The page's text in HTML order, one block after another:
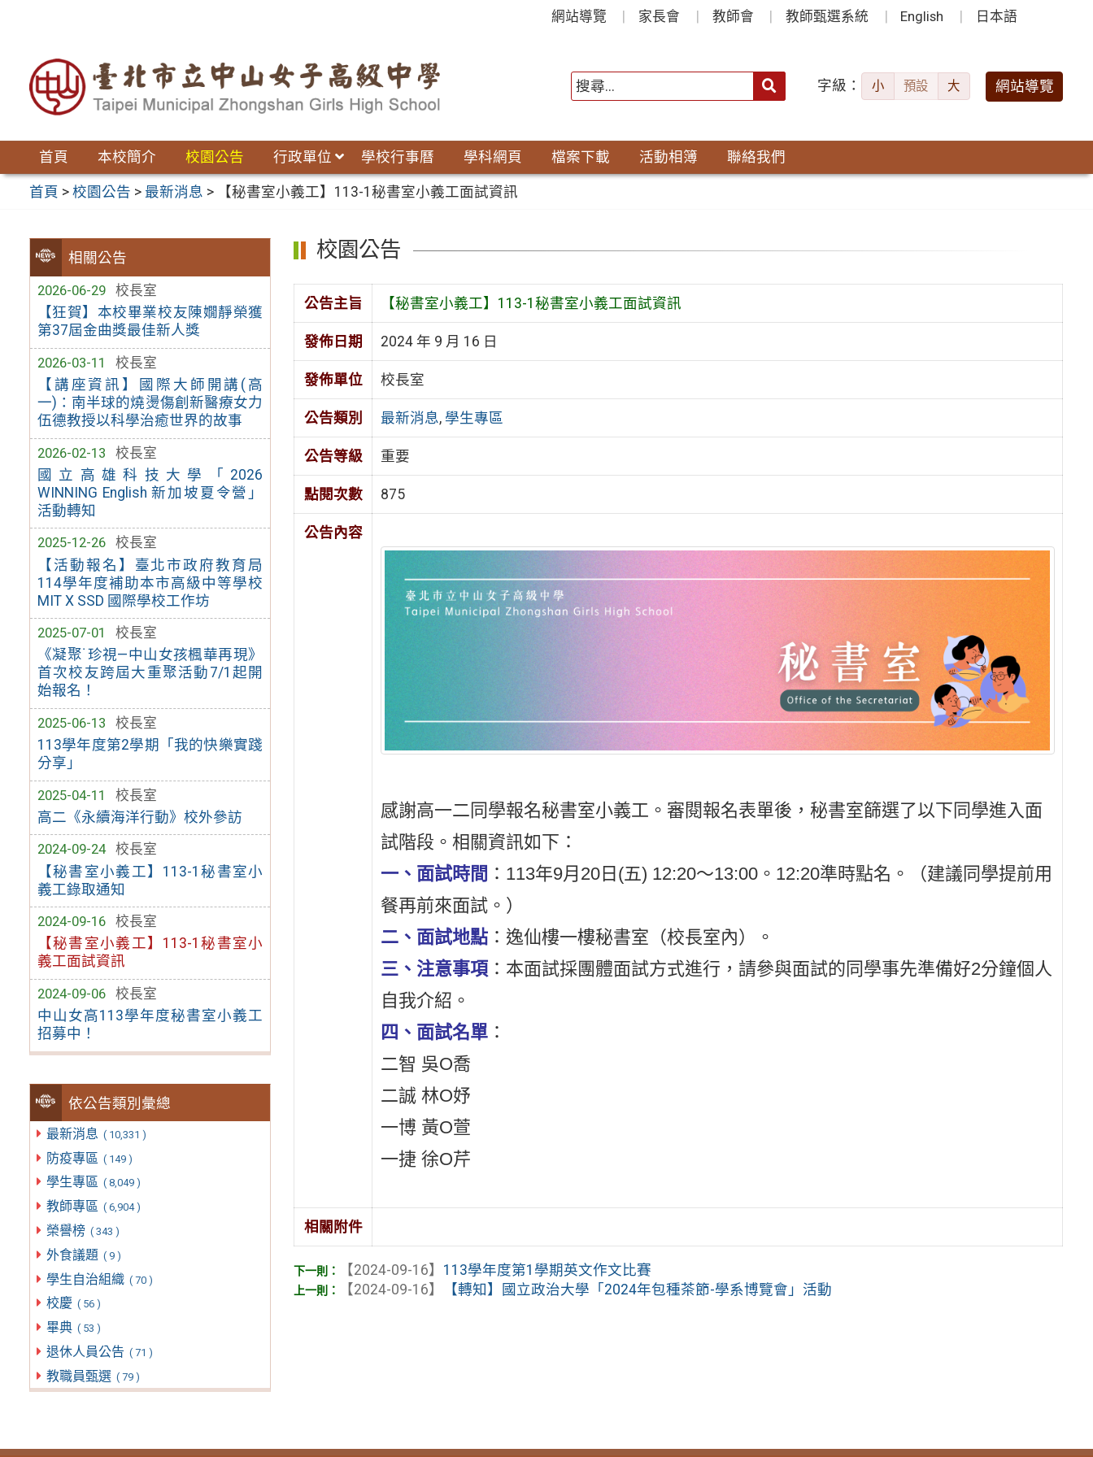
網站導覽 家長會 教師會 教師甄選系統 English 日本語
字級： 小 預設 大 網站導覽
首頁 本校簡介 校園公告 行政單位 學校行事曆 學科網頁 檔案下載 活動相簿 聯絡我們
首頁 >校園公告 > 最新消息 > 【秘書室小義工】113-1秘書室小義工面試資訊
相關公告
2026-06-29
校長室
【狂賀】本校畢業校友陳嫺靜榮獲
第37屆金曲獎最佳新人獎
2026-03-11
校長室
【講座資訊】國際大師開講(高
一)：南半球的燒燙傷創新醫療女力
伍德教授以科學治癒世界的故事
2026-02-13
校長室
國立高雄科技大學「2026
WINNING English 新加坡夏令營」
活動轉知
2025-12-26
校長室
【活動報名】臺北市政府教育局
114學年度補助本市高級中等學校
MIT X SSD 國際學校工作坊
2025-07-01
校長室
《凝聚˙珍視—中山女孩楓華再現》
首次校友跨屆大重聚活動7/1起開
始報名！
2025-06-13
校長室
113學年度第2學期「我的快樂實踐
分享」
2025-04-11
校長室
高二《永續海洋行動》校外參訪
2024-09-24
校長室
【秘書室小義工】113-1秘書室小
義工錄取通知
2024-09-16
校長室
【秘書室小義工】113-1秘書室小
義工面試資訊
2024-09-06
校長室
中山女高113學年度秘書室小義工
招募中！
依公告類別彙總
最新消息 ( 10,331 )
防疫專區 ( 149 )
學生專區 ( 8,049 )
教師專區 ( 6,904 )
榮譽榜 ( 343 )
外食議題 ( 9 )
學生自治組織 ( 70 )
校慶 ( 56 )
畢典 ( 53 )
退休人員公告 ( 71 )
教職員甄選 ( 79 )
校園公告
公告主旨 【秘書室小義工】113-1秘書室小義工面試資訊
發佈日期 2024 年 9 月 16 日
發佈單位 校長室
公告類別 最新消息, 學生專區
公告等級 重要
點閱次數 875
公告內容
感謝高一二同學報名秘書室小義工。審閱報名表單後，秘書室篩選了以下同學進入面
試階段。相關資訊如下：
一、面試時間 ：113年9月20日(五) 12:20～13:00。12:20準時點名。（建議同學提前用
餐再前來面試。）
二、面試地點：逸仙樓一樓秘書室（校長室內）。
三、注意事項：本面試採團體面試方式進行，請參與面試的同學事先準備好2分鐘個人
自我介紹。
四、面試名單：
二智 吳O喬
二誠 林O妤
一博 黃O萱
一捷 徐O芹
相關附件
【2024-09-16】 113學年度第1學期英文作文比賽
【2024-09-16】
【轉知】國立政治大學「2024年包種茶節-學系博覽會」活動